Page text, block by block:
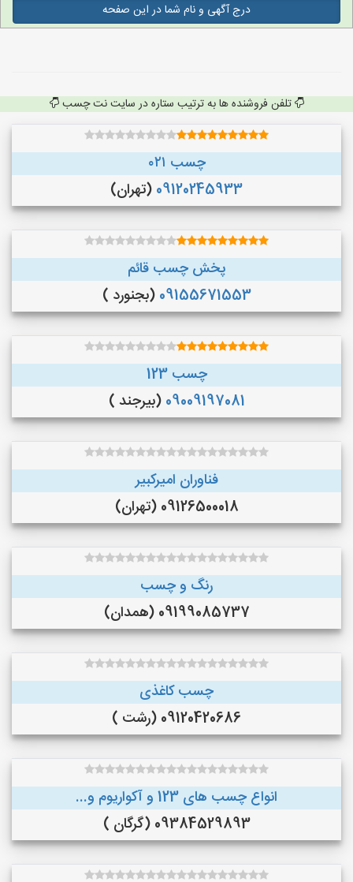
درج آگهی و نام شما در این صفحه
تلفن فروشنده ها به ترتیب ستاره در سایت نت چسب
چسب ۰۲۱
09120245933 (تهران)
پخش چسب قائم
09155671553 (بجنورد )
چسب 123
09009197081 (بیرجند )
فناوران امیرکبیر
09126500018 (تهران)
رنگ و چسب
09199085737 (همدان)
چسب کاغذی
09120420686 (رشت )
انواع چسب های 123 و آکواریوم و...
09384529893 (گرگان )